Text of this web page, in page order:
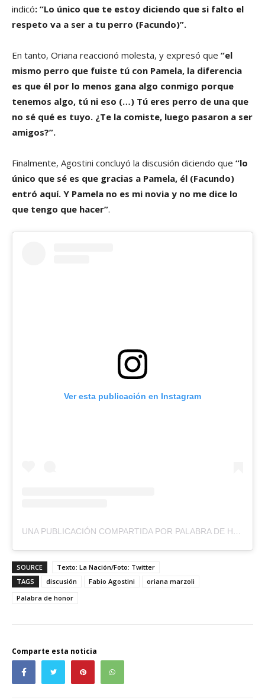
indicó: “Lo único que te estoy diciendo que si falto el
respeto va a ser a tu perro (Facundo)”.
En tanto, Oriana reaccionó molesta, y expresó que “el
mismo perro que fuiste tú con Pamela, la diferencia
es que él por lo menos gana algo conmigo porque
tenemos algo, tú ni eso (…) Tú eres perro de una que
no sé qué es tuyo. ¿Te la comiste, luego pasaron a ser
amigos?”.
Finalmente, Agostini concluyó la discusión diciendo que “lo
único que sé es que gracias a Pamela, él (Facundo)
entró aquí. Y Pamela no es mi novia y no me dice lo
que tengo que hacer”.
Ver esta publicación en Instagram
UNA PUBLICACIÓN COMPARTIDA POR PALABRA DE HONOR (@PALABRADEHONOR13CL)
SOURCE
Texto: La Nación/Foto: Twitter
TAGS
discusión Fabio Agostini
oriana marzoli
Palabra de honor
Comparte esta noticia